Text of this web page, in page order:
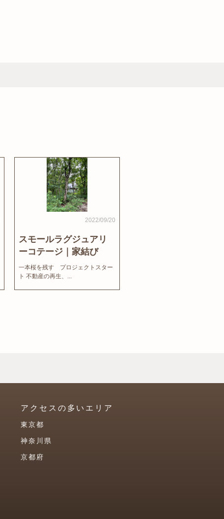
2022/09/20
スモールラグジュアリ
ーコテージ｜家結び
News
一本桜を残す プロジェクトスター
ト 不動産の再生、...
アクセスの多いエリア
東京都
神奈川県
京都府